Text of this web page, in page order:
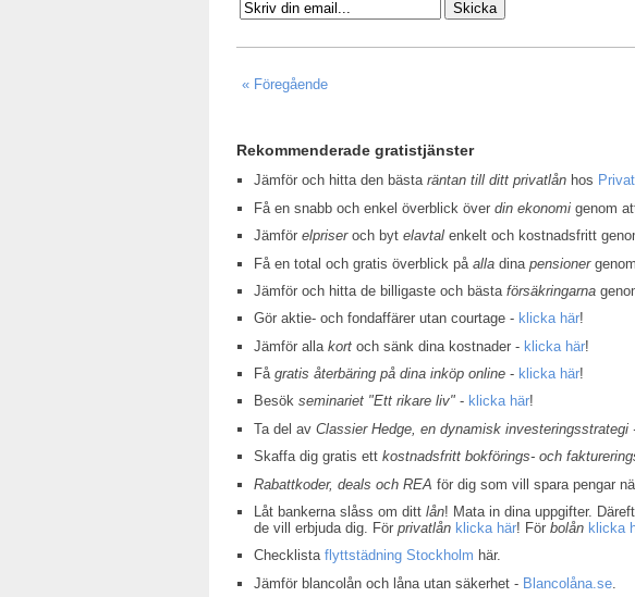
« Föregående
Rekommenderade gratistjänster
Jämför och hitta den bästaräntan till ditt privatlån hos
Få en snabb och enkel överblick överdin ekonomi genom
Jämförelpriseroch bytelavtal enkelt och kostnadsfritt
Få en total och gratis överblick påalla dinapensioner
Jämför och hitta de billigaste och bästaförsäkringarna
Gör aktie- och fondaffärer utan courtage - klicka här!
Jämför allakort och sänk dina kostnader - klicka här!
Fågratis återbäring på dina inköp online - klicka här!
Besökseminariet "Ett rikare liv" - klicka här!
Ta del avClassier Hedge, en dynamisk investeringsstrategi
Skaffa dig gratis ettkostnadsfritt bokförings- och
Rabattkoder, deals och REA för dig som vill spara pengar
Låt bankerna slåss om dittlån! Mata in dina uppgifter.
de vill erbjuda dig. Förprivatlån klicka här! Förbolån klicka
Checklistaflyttstädning Stockholm här.
Jämför blancolån och låna utan säkerhet - Blancolåna.se